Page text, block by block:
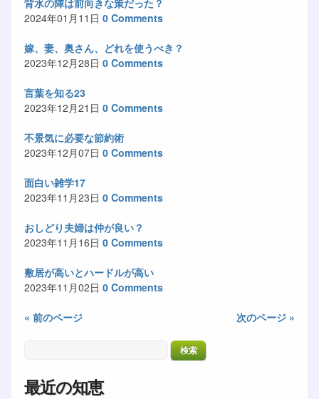
2024年01月11日 0 Comments
嫁、妻、奥さん、どれを使うべき？
2023年12月28日 0 Comments
言葉を知る23
2023年12月21日 0 Comments
不景気に必要な節約術
2023年12月07日 0 Comments
面白い雑学17
2023年11月23日 0 Comments
おしどり夫婦は仲が良い？
2023年11月16日 0 Comments
敷居が高いとハードルが高い
2023年11月02日 0 Comments
« 前のページ 次のページ »
最近の知恵